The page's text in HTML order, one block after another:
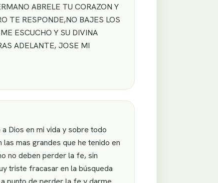
ABRELE TU CORAZON Y
TE RESPONDE,NO BAJES LOS
ESCUCHO Y SU DIVINA
ADELANTE, JOSE MI
Dios en mi vida y sobre todo
mas grandes que he tenido en
no deben perder la fe, sin
triste fracasar en la búsqueda